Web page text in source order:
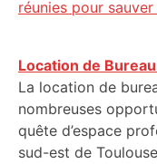
réunies pour
Location de
La location de
nombreuses
quête d’espace
sud-est de